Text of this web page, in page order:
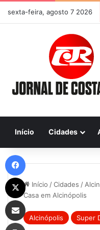
sexta-feira, agosto 7 2026
Início Cidades
Início /Cidades /
Casa em Alcinópolis
Alcinópolis Super
Compartilhar via e-mail
Imprimir